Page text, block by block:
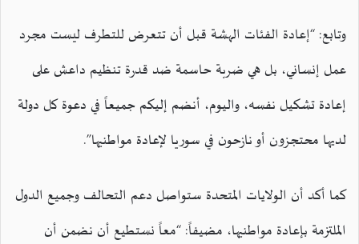
وتابع: “إعادة الفئات الهشة قبل أن تتعرض للتطرف ليست مجرد
عمل إنساني، بل هي ضربة حاسمة ضد قدرة تنظيم داعش على
إعادة تشكيل نفسه، واليوم، أنضم إليكم جميعاً في دعوة كل دولة
لديها محتجزون أو نازحون في سوريا لإعادة مواطنيها”.
كما أكد أن الولايات المتحدة ستواصل دعم التحالف وجميع الدول
الملتزمة بإعادة مواطنيها، مضيفاً: “معاً نستطيع أن نضمن أن